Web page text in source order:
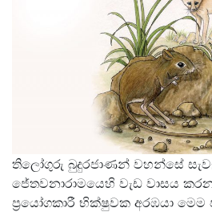
තිලෝගුරු බුදුරජාණන් වහන්සේ
ජේතවනාරාමයෙහි වැඩ වාසය
ප්‍රයෝගකාරී භික්ෂුවක අරඹයා මෙම